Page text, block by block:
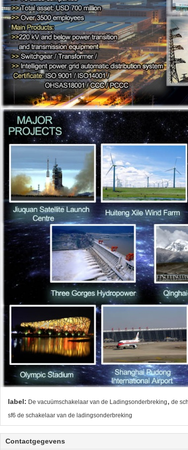
label: De vacuümschakelaar van de Ladingsonderbreking, de
sf6 de schakelaar van de ladingsonderbreking
Contactgegevens